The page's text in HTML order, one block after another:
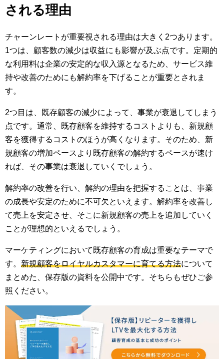
される理由
チャーンレートが重要視される理由は大きく2つあります。
1つは、顧客数の減少は収益にも影響が及ぶ点です。定期的
な利用料は企業の安定的な収入源となるため、サービス維
持や改善のためにも解約率を下げることが重要とされま
す。
2つ目は、既存顧客の減少によって、事業が衰退してしまう
点です。通常、既存顧客を維持するコストよりも、新規顧
客を獲得するコストのほうが高くなります。そのため、新
規顧客の増加ペースより既存顧客の解約するペースが速け
れば、その事業は衰退していくでしょう。
解約率の改善を行い、解約の理由を把握することは、事業
の成長や安定のために不可欠といえます。解約率を改善し
て売上を安定させ、そこに新規顧客の売上を追加していく
ことが理想的といえるでしょう。
マーケティングにおいて既存顧客の育成は重要なテーマで
す。 新規顧客をロイヤルカスタマーに育てる方法について
まとめた、保存版の資料を公開中です。そちらもぜひご参
照ください。